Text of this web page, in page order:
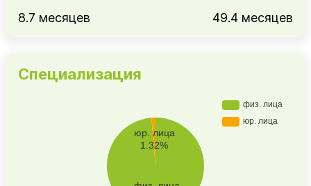
8.7 месяцев
49.4 месяцев
Специализация